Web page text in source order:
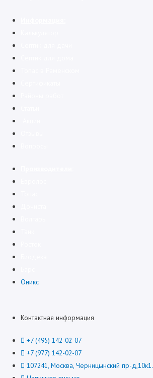
Оникс
Контактная информация
+7 (495) 142-02-07
+7 (977) 142-02-07
107241, Москва, Черницынский пр-д,10к1.